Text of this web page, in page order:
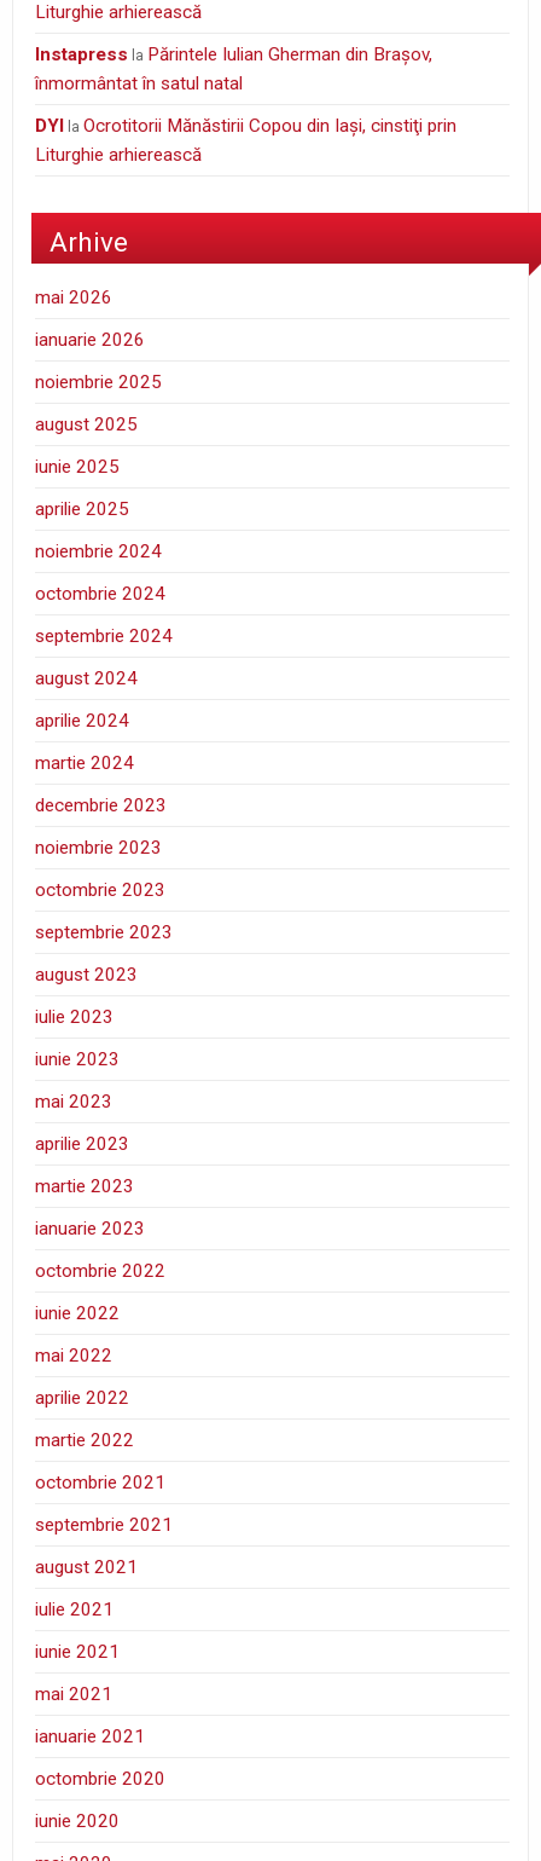
Liturghie arhierească
Instapress la Părintele Iulian Gherman din Braşov,
înmormântat în satul natal
DYI laOcrotitorii Mănăstirii Copou din Iaşi, cinstiţi prin
Liturghie arhierească
Arhive
mai 2026
ianuarie 2026
noiembrie 2025
august 2025
iunie 2025
aprilie 2025
noiembrie 2024
octombrie 2024
septembrie 2024
august 2024
aprilie 2024
martie 2024
decembrie 2023
noiembrie 2023
octombrie 2023
septembrie 2023
august 2023
iulie 2023
iunie 2023
mai 2023
aprilie 2023
martie 2023
ianuarie 2023
octombrie 2022
iunie 2022
mai 2022
aprilie 2022
martie 2022
octombrie 2021
septembrie 2021
august 2021
iulie 2021
iunie 2021
mai 2021
ianuarie 2021
octombrie 2020
iunie 2020